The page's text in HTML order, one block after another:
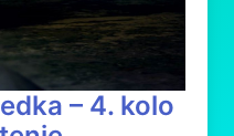
– 4. kolo